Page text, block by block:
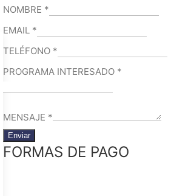
NOMBRE *
EMAIL *
TELÉFONO *
PROGRAMA INTERESADO *
MENSAJE *
Enviar
FORMAS DE PAGO